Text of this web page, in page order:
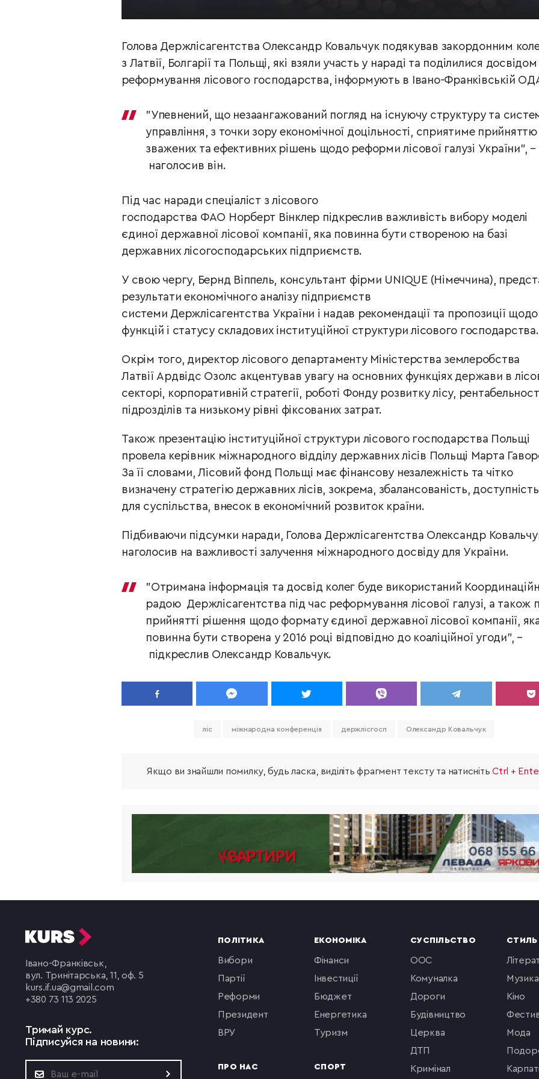
Голова Держлісагентства Олександр Ковальчук подякував закордонним
з Латвії, Болгарії та Польщі, які взяли участь у нараді та поділилися досвідом
реформування лісового господарства, інформують в Івано-Франківській
"Упевнений, що незаангажований погляд на існуючу структуру та
управління, з точки зору економічної доцільності, сприятиме прийняттю
зважених та ефективних рішень щодо реформи лісової галузі України", –
наголосив він.
Під час наради спеціаліст з лісового
господарства ФАО Норберт Вінклер підкреслив важливість вибору моделі
єдиної державної лісової компанії, яка повинна бути створеною на базі
державних лісогосподарських підприємств.
У свою чергу, Бернд Віппель, консультант фірми UNIQUE (Німеччина),
результати економічного аналізу підприємств
системи Держлісагентства України і надав рекомендації та пропозиції щодо
функцій і статусу складових інституційної структури лісового господарства.
Окрім того, директор лісового департаменту Міністерства землеробства
Латвії Ардвідс Озолс акцентував увагу на основних функціях держави в
секторі, корпоративній стратегії, роботі Фонду розвитку лісу,
підрозділів та низькому рівні фіксованих затрат.
Також презентацію інституційної структури лісового господарства Польщі
провела керівник міжнародного відділу державних лісів Польщі Марта
За її словами, Лісовий фонд Польщі має фінансову незалежність та чітко
визначену стратегію державних лісів, зокрема, збалансованість, доступність
для суспільства, внесок в економічний розвиток країни.
Підбиваючи підсумки наради, Голова Держлісагентства Олександр
наголосив на важливості залучення міжнародного досвіду для України.
"Отримана інформація та досвід колег буде використаний
радою Держлісагентства під час реформування лісової галузі, а також
прийнятті рішення щодо формату єдиної державної лісової компанії,
повинна бути створена у 2016 році відповідно до коаліційної угоди", –
підкреслив Олександр Ковальчук.
ліс міжнародна конференція держлісгосп Олександр Ковальчук
Якщо ви знайшли помилку, будь ласка, виділіть фрагмент тексту та натиснітьCtrl +
Івано-Франківськ,
вул. Тринітарська, 11, оф. 5
kurs.if.ua@gmail.com
+380 73 113 2025
Тримай курс.
Підписуйся на новини:
ПОЛІТИКА
вибори
партії
реформи
президент
ВРУ
ПРО НАС
ЕКОНОМІКА
фінанси
інвестиції
бюджет
енергетика
туризм
СПОРТ
СУСПІЛЬСТВО
ООС
комуналка
Дороги
будівництво
церква
ДТП
кримінал
музика
кіно
мода